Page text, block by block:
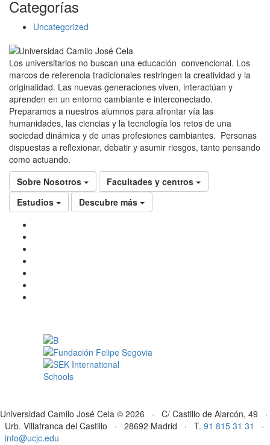
Categorías
Uncategorized
Los universitarios no buscan una educación convencional. Los
marcos de referencia tradicionales restringen la creatividad y la
originalidad. Las nuevas generaciones viven, interactúan y
aprenden en un entorno cambiante e interconectado.
Preparamos a nuestros alumnos para afrontar vía las
humanidades, las ciencias y la tecnología los retos de una
sociedad dinámica y de unas profesiones cambiantes. Personas
dispuestas a reflexionar, debatir y asumir riesgos, tanto pensando
como actuando.
Sobre Nosotros
Facultades y centros
Estudios
Descubre más
Universidad Camilo José Cela © 2026 · C/ Castillo de Alarcón, 49 ·
Urb. Villafranca del Castillo · 28692 Madrid · T. 91 815 31 31
·
info@ucjc.edu